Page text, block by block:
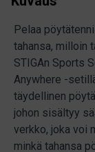
Pelaa
tahansa, milloin
STIGAn Sports
Anywhere -
täydellinen
johon sisältyy
verkko, joka voi
minkä tahansa